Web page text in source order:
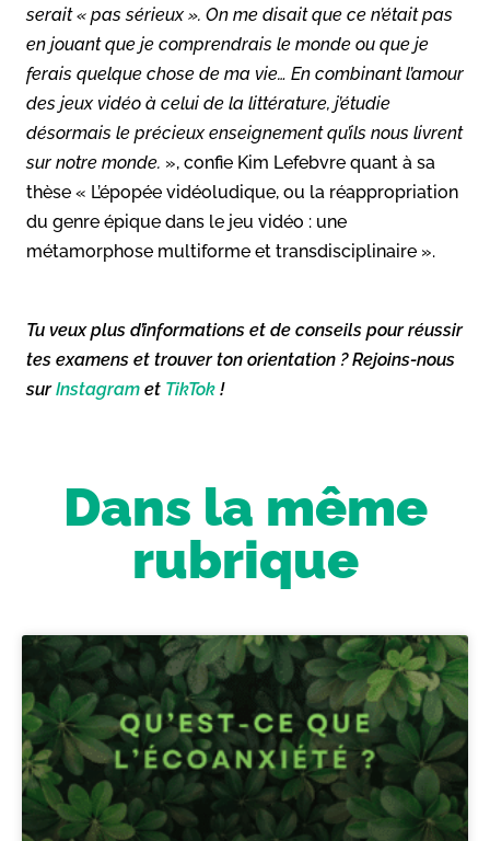
serait « pas sérieux ». On me disait que ce n’était pas
en jouant que je comprendrais le monde ou que je
ferais quelque chose de ma vie… En combinant l’amour
des jeux vidéo à celui de la littérature, j’étudie
désormais le précieux enseignement qu’ils nous livrent
sur notre monde. », confie Kim Lefebvre quant à sa
thèse « L’épopée vidéoludique, ou la réappropriation
du genre épique dans le jeu vidéo : une
métamorphose multiforme et transdisciplinaire ».
Tu veux plus d’informations et de conseils pour réussir
tes examens et trouver ton orientation ? Rejoins-nous
surInstagram et TikTok !
Dans la même
rubrique